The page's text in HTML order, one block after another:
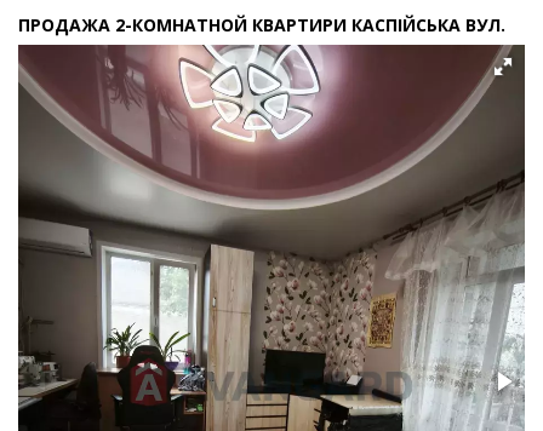
ПРОДАЖА 2-КОМНАТНОЙ КВАРТИРИ КАСПІЙСЬКА ВУЛ.